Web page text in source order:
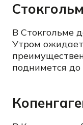
Стокгольм
В Стокгольме
Утром
поднимется до